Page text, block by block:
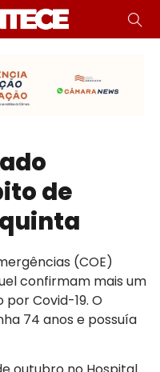
de
(COE)
confirmam mais um
Covid-19. O
74 anos e possuía